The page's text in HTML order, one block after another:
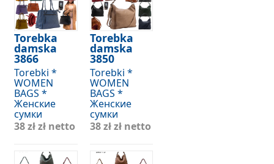
Torebka
damska
3866
Torebki *
WOMEN
BAGS *
Женские
сумки
38 złzł netto
Torebka
damska
3850
Torebki *
WOMEN
BAGS *
Женские
сумки
38 złzł netto